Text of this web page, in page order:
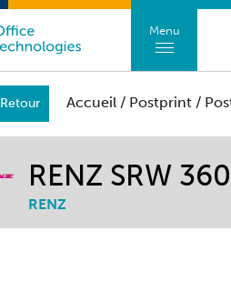
Menu
Retour Accueil / Postprint /
RENZ SRW
RENZ